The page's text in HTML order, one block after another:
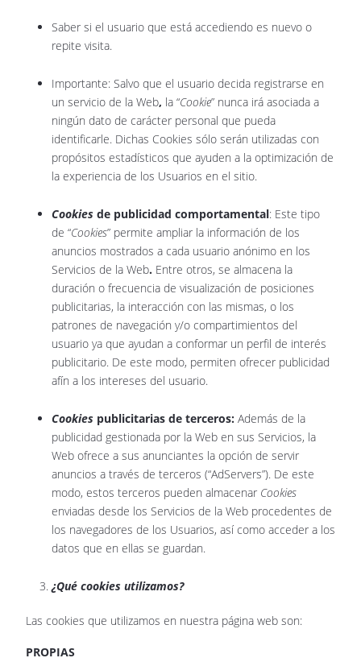
Saber si el usuario que está accediendo es nuevo o
repite visita.
Importante: Salvo que el usuario decida registrarse en
un servicio de la Web, la “Cookie” nunca irá asociada a
ningún dato de carácter personal que pueda
identificarle. Dichas Cookies sólo serán utilizadas con
propósitos estadísticos que ayuden a la optimización de
la experiencia de los Usuarios en el sitio.
Cookies de publicidad comportamental: Este tipo
de “Cookies” permite ampliar la información de los
anuncios mostrados a cada usuario anónimo en los
Servicios de la Web. Entre otros, se almacena la
duración o frecuencia de visualización de posiciones
publicitarias, la interacción con las mismas, o los
patrones de navegación y/o compartimientos del
usuario ya que ayudan a conformar un perfil de interés
publicitario. De este modo, permiten ofrecer publicidad
afín a los intereses del usuario.
Cookies publicitarias de terceros: Además de la
publicidad gestionada por la Web en sus Servicios, la
Web ofrece a sus anunciantes la opción de servir
anuncios a través de terceros (“AdServers”). De este
modo, estos terceros pueden almacenar Cookies
enviadas desde los Servicios de la Web procedentes de
los navegadores de los Usuarios, así como acceder a los
datos que en ellas se guardan.
¿Qué cookies utilizamos?
Las cookies que utilizamos en nuestra página web son:
PROPIAS